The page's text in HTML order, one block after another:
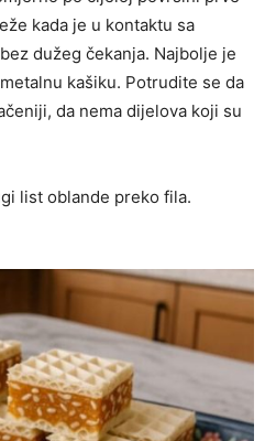
kada je u kontaktu sa
dužeg čekanja. Najbolje je
kašiku. Potrudite se da
da nema dijelova koji su
list oblande preko fila.